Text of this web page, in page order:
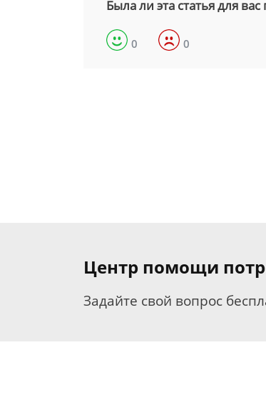
Была ли эта статья для
0 0
Центр помощи
Задайте свой вопрос